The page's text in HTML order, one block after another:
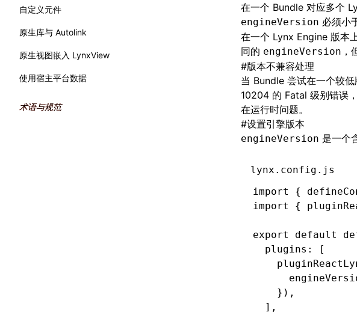
Preact DevTools
分析 JavaScript
原生模块
产物体积
全局内存查询
自定义元件
原生库与 Autolink
原生视图嵌入 LynxView
使用宿主平台数据
术语与规范
在一个 Bundle 对应多个
engineVersion 必须小
在一个 Lynx Engine 版本
同的 engineVersion
#版本不兼容处理
当 Bundle 尝试在一个较
10204 的 Fatal 级别错误
在运行时问题。
#设置引擎版本
engineVersion 是一个
lynx.config.js
import
{
import
{
export default
  plugins
:
[
    })
,
  ]
,